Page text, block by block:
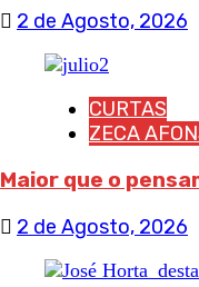
2 de Agosto, 2026
CURTAS
ZECA
Maior que o
2 de Agosto, 2026